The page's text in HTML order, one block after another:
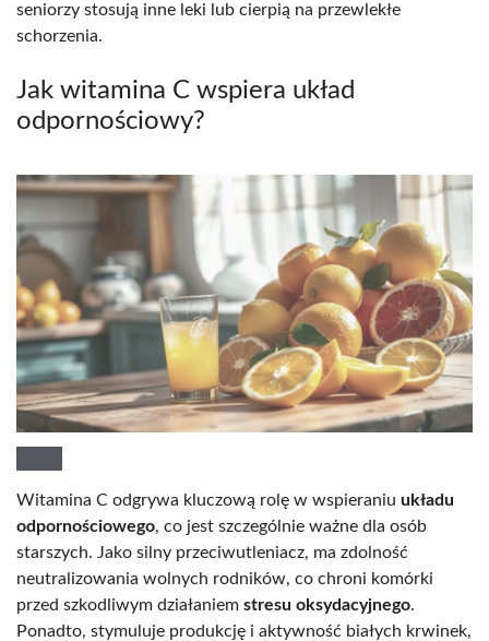
seniorzy stosują inne leki lub cierpią na przewlekłe
schorzenia.
Jak witamina C wspiera układ
odpornościowy?
Witamina C odgrywa kluczową rolę w wspieraniu układu
odpornościowego, co jest szczególnie ważne dla osób
starszych. Jako silny przeciwutleniacz, ma zdolność
neutralizowania wolnych rodników, co chroni komórki
przed szkodliwym działaniem stresu oksydacyjnego.
Ponadto, stymuluje produkcję i aktywność białych krwinek,